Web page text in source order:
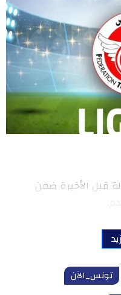
2 من الجولة قبل الأخيرة ضمن
تونس_الآن